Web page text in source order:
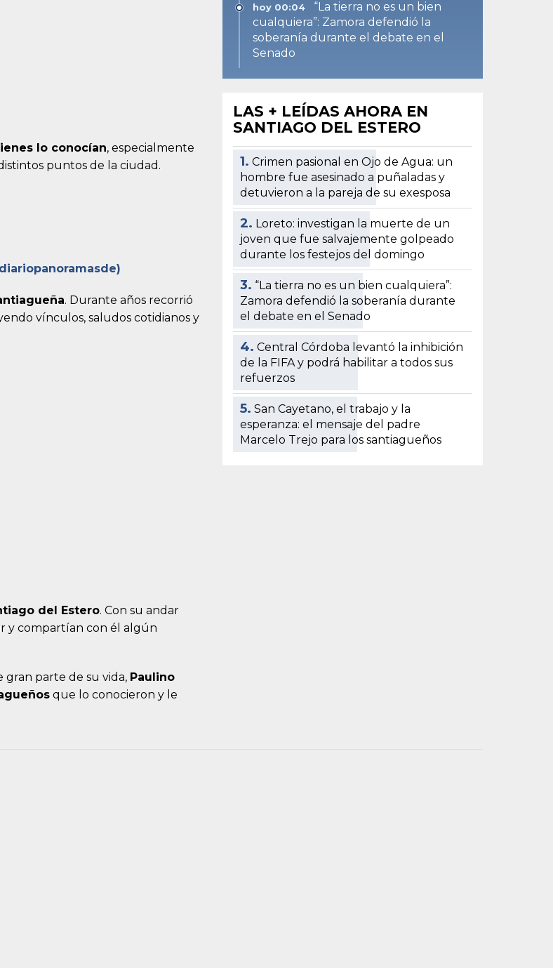
lo conocían, especialmente
puntos de la ciudad.
. Durante años recorrió
vínculos, saludos cotidianos y
del Estero. Con su andar
y compartían con él algún
parte de su vida, Paulino
que lo conocieron y le
hoy 00:04
“La tierra no es un bien
cualquiera”: Zamora defendió la
soberanía durante el debate en el
Senado
LAS + LEÍDAS AHORA EN
SANTIAGO DEL ESTERO
1. Crimen pasional en Ojo de Agua: un
hombre fue asesinado a puñaladas y
detuvieron a la pareja de su exesposa
2. Loreto: investigan la muerte de un
joven que fue salvajemente golpeado
durante los festejos del domingo
3. “La tierra no es un bien cualquiera”:
Zamora defendió la soberanía durante
el debate en el Senado
4. Central Córdoba levantó la inhibición
de la FIFA y podrá habilitar a todos sus
refuerzos
5. San Cayetano, el trabajo y la
esperanza: el mensaje del padre
Marcelo Trejo para los santiagueños